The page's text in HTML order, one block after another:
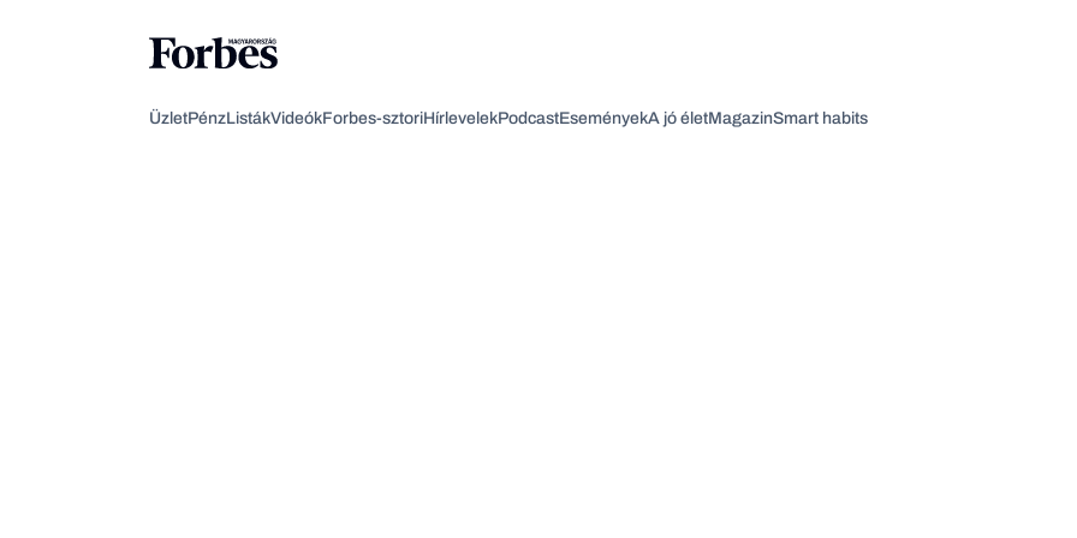
ÜzletPénzListákVideókForbes-sztoriHírlevelekPodcastEseményekA jó életMagazinSmart habits